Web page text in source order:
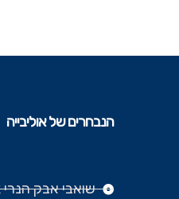
הנבחרים של אוליבייה
שואבי אבק הנרי Quick